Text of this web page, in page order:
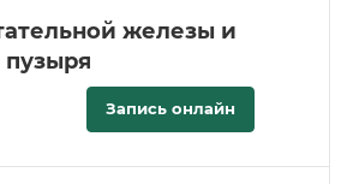
железы и
пузыря
Запись онлайн